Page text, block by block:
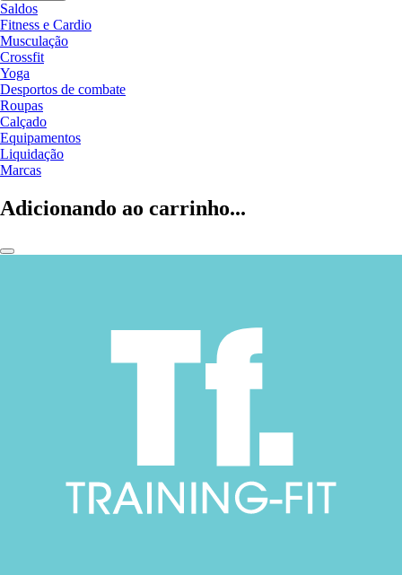
Saldos
Fitness e Cardio
Musculação
Crossfit
Yoga
Desportos de combate
Roupas
Calçado
Equipamentos
Liquidação
Marcas
Adicionando ao carrinho...